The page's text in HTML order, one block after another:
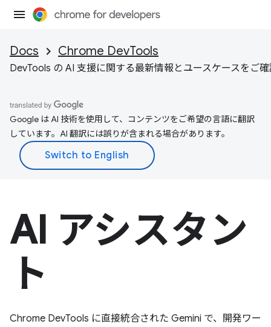
Docs Chrome DevTools
DevTools の AI 支援に関する最新情報とユースケースをご
Google は AI 技術を使用して、コンテンツをご希望の言語に翻訳
しています。AI 翻訳には誤りが含まれる場合があります。
AI アシスタン
ト
Chrome DevTools に直接統合された Gemini で、開発ワー